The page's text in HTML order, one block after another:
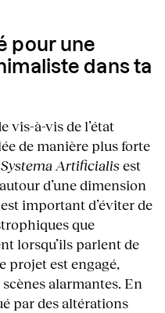
pour une
dans ta
vis-à-vis de l’état
de manière plus forte
Systema Artificialisest
d’une dimension
important d’éviter de
que
lorsqu’ils parlent de
projet est engagé,
alarmantes. En
par des altérations